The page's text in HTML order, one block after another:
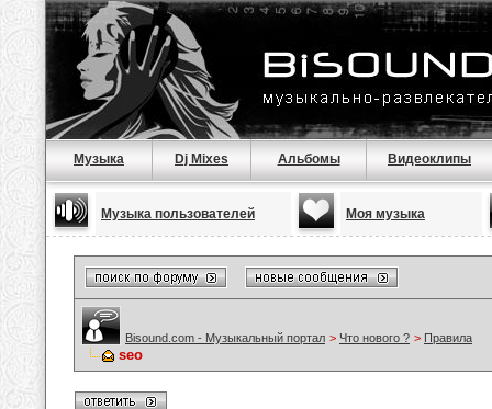
Музыка Dj Mixes Альбомы Видеоклипы
Музыка пользователей Моя музыка
Bisound.com - Музыкальный портал > Что нового ? > Правила
seo